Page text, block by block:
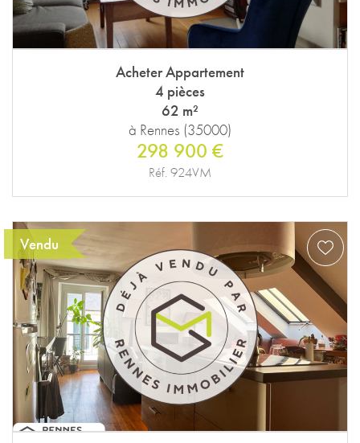
Acheter Appartement
4 pièces
62 m²
à Rennes (35000)
298 900 €
Réf. 924VM
Vendu